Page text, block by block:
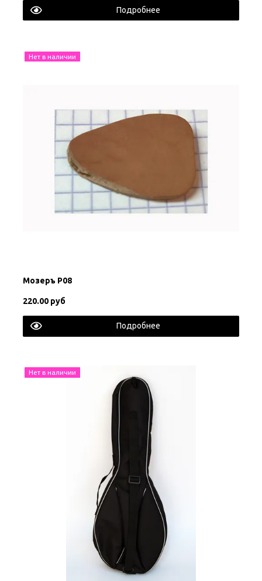
Подробнее
Нет в наличии
Мозеръ P08
220.00 руб
Подробнее
Нет в наличии